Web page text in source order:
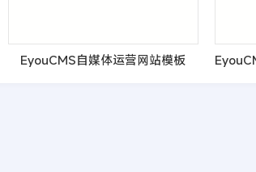
EyouCMS自媒体运营网站模板